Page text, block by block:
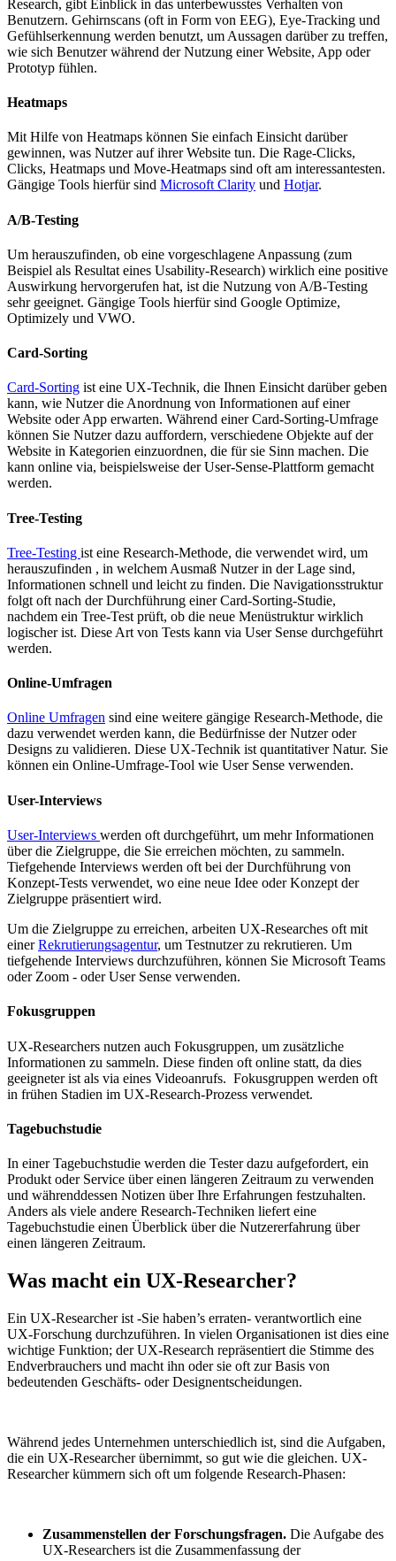
Research, gibt Einblick in das unterbewusstes Verhalten von
Benutzern. Gehirnscans (oft in Form von EEG), Eye-Tracking und
Gefühlserkennung werden benutzt, um Aussagen darüber zu treffen,
wie sich Benutzer während der Nutzung einer Website, App oder
Prototyp fühlen.
Heatmaps
Mit Hilfe von Heatmaps können Sie einfach Einsicht darüber
gewinnen, was Nutzer auf ihrer Website tun. Die Rage-Clicks,
Clicks, Heatmaps und Move-Heatmaps sind oft am interessantesten.
Gängige Tools hierfür sind Microsoft Clarity und Hotjar.
A/B-Testing
Um herauszufinden, ob eine vorgeschlagene Anpassung (zum
Beispiel als Resultat eines Usability-Research) wirklich eine positive
Auswirkung hervorgerufen hat, ist die Nutzung von A/B-Testing
sehr geeignet. Gängige Tools hierfür sind Google Optimize,
Optimizely und VWO.
Card-Sorting
Card-Sorting ist eine UX-Technik, die Ihnen Einsicht darüber geben
kann, wie Nutzer die Anordnung von Informationen auf einer
Website oder App erwarten. Während einer Card-Sorting-Umfrage
können Sie Nutzer dazu auffordern, verschiedene Objekte auf der
Website in Kategorien einzuordnen, die für sie Sinn machen. Die
kann online via, beispielsweise der User-Sense-Plattform gemacht
werden.
Tree-Testing
Tree-Testing ist eine Research-Methode, die verwendet wird, um
herauszufinden , in welchem Ausmaß Nutzer in der Lage sind,
Informationen schnell und leicht zu finden. Die Navigationsstruktur
folgt oft nach der Durchführung einer Card-Sorting-Studie,
nachdem ein Tree-Test prüft, ob die neue Menüstruktur wirklich
logischer ist. Diese Art von Tests kann via User Sense durchgeführt
werden.
Online-Umfragen
Online Umfragen sind eine weitere gängige Research-Methode, die
dazu verwendet werden kann, die Bedürfnisse der Nutzer oder
Designs zu validieren. Diese UX-Technik ist quantitativer Natur. Sie
können ein Online-Umfrage-Tool wie User Sense verwenden.
User-Interviews
User-Interviews werden oft durchgeführt, um mehr Informationen
über die Zielgruppe, die Sie erreichen möchten, zu sammeln.
Tiefgehende Interviews werden oft bei der Durchführung von
Konzept-Tests verwendet, wo eine neue Idee oder Konzept der
Zielgruppe präsentiert wird.
Um die Zielgruppe zu erreichen, arbeiten UX-Researches oft mit
einerRekrutierungsagentur, um Testnutzer zu rekrutieren. Um
tiefgehende Interviews durchzuführen, können Sie Microsoft Teams
oder Zoom - oder User Sense verwenden.
Fokusgruppen
UX-Researchers nutzen auch Fokusgruppen, um zusätzliche
Informationen zu sammeln. Diese finden oft online statt, da dies
geeigneter ist als via eines Videoanrufs. Fokusgruppen werden oft
in frühen Stadien im UX-Research-Prozess verwendet.
Tagebuchstudie
In einer Tagebuchstudie werden die Tester dazu aufgefordert, ein
Produkt oder Service über einen längeren Zeitraum zu verwenden
und währenddessen Notizen über Ihre Erfahrungen festzuhalten.
Anders als viele andere Research-Techniken liefert eine
Tagebuchstudie einen Überblick über die Nutzererfahrung über
einen längeren Zeitraum.
Was macht ein UX-Researcher?
Ein UX-Researcher ist -Sie haben’s erraten- verantwortlich eine
UX-Forschung durchzuführen. In vielen Organisationen ist dies eine
wichtige Funktion; der UX-Research repräsentiert die Stimme des
Endverbrauchers und macht ihn oder sie oft zur Basis von
bedeutenden Geschäfts- oder Designentscheidungen.
Während jedes Unternehmen unterschiedlich ist, sind die Aufgaben,
die ein UX-Researcher übernimmt, so gut wie die gleichen. UX-
Researcher kümmern sich oft um folgende Research-Phasen:
Zusammenstellen der Forschungsfragen. Die Aufgabe des
UX-Researchers ist die Zusammenfassung der